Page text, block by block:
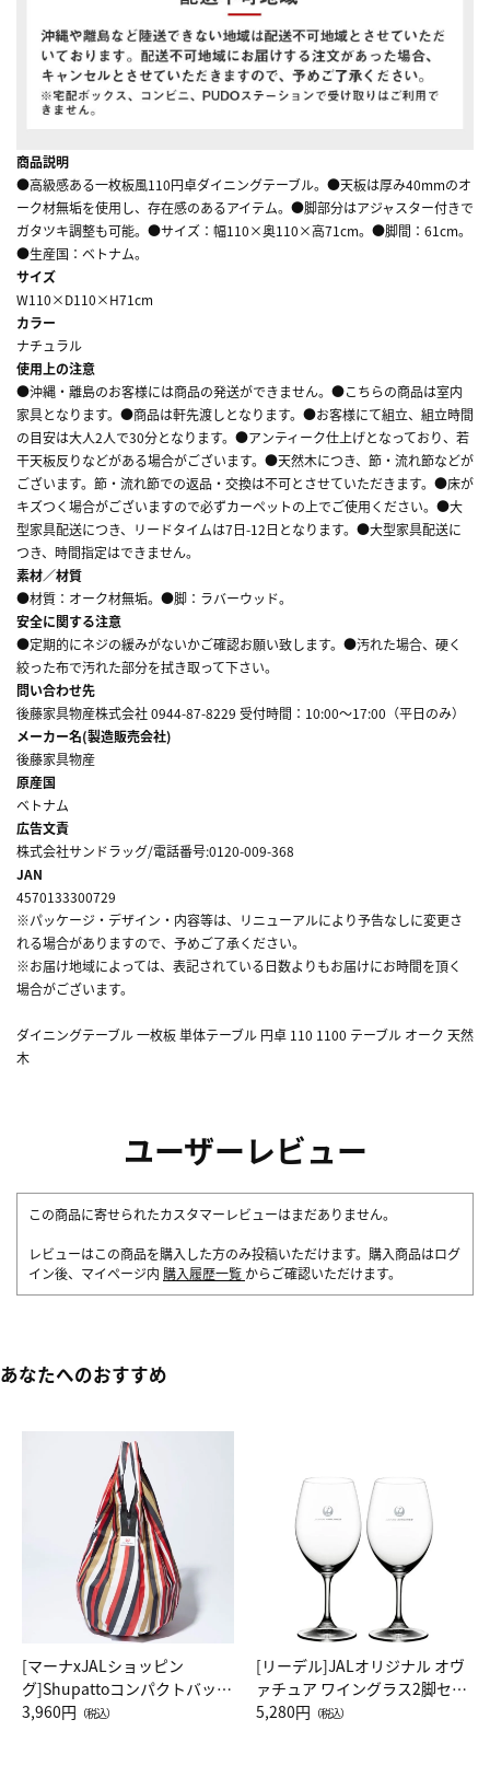
商品説明
●高級感ある一枚板風110円卓ダイニングテーブル。●天板は厚み40mmのオ
ーク材無垢を使用し、存在感のあるアイテム。●脚部分はアジャスター付きで
ガタツキ調整も可能。●サイズ：幅110×奥110×高71cm。●脚間：61cm。
●生産国：ベトナム。
サイズ
W110×D110×H71cm
カラー
ナチュラル
使用上の注意
●沖縄・離島のお客様には商品の発送ができません。●こちらの商品は室内
家具となります。●商品は軒先渡しとなります。●お客様にて組立、組立時間
の目安は大人2人で30分となります。●アンティーク仕上げとなっており、若
干天板反りなどがある場合がございます。●天然木につき、節・流れ節などが
ございます。節・流れ節での返品・交換は不可とさせていただきます。●床が
キズつく場合がございますので必ずカーペットの上でご使用ください。●大
型家具配送につき、リードタイムは7日-12日となります。●大型家具配送に
つき、時間指定はできません。
素材／材質
●材質：オーク材無垢。●脚：ラバーウッド。
安全に関する注意
●定期的にネジの緩みがないかご確認お願い致します。●汚れた場合、硬く
絞った布で汚れた部分を拭き取って下さい。
問い合わせ先
後藤家具物産株式会社 0944-87-8229 受付時間：10:00～17:00（平日のみ）
メーカー名(製造販売会社)
後藤家具物産
原産国
ベトナム
広告文責
株式会社サンドラッグ/電話番号:0120-009-368
JAN
4570133300729
※パッケージ・デザイン・内容等は、リニューアルにより予告なしに変更さ
れる場合がありますので、予めご了承ください。
※お届け地域によっては、表記されている日数よりもお届けにお時間を頂く
場合がございます。
ダイニングテーブル 一枚板 単体テーブル 円卓 110 1100 テーブル オーク 天然
木
ユーザーレビュー
この商品に寄せられたカスタマーレビューはまだありません。
レビューはこの商品を購入した方のみ投稿いただけます。購入商品はログ
イン後、マイページ内 購入履歴一覧 からご確認いただけます。
あなたへのおすすめ
[マーナxJALショッピン
グ]Shupattoコンパクトバッグ
Drop JAL客室乗務員（LC）ス
3,960円 （税込）
[リーデル]JALオリジナル オヴ
ァチュア ワイングラス2脚セッ
ト（レッドワイン）
5,280円 （税込）